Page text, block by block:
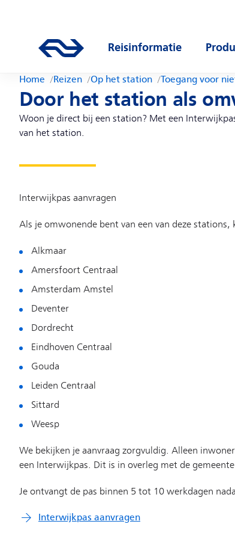
Ga naar de homepage van ns.nl
Reisinformatie
Home Reizen Op het station Toegang voor
Door het station als
Woon je direct bij een station? Met een
van het station.